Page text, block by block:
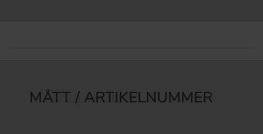
MÅTT / ARTIKELNUMMER